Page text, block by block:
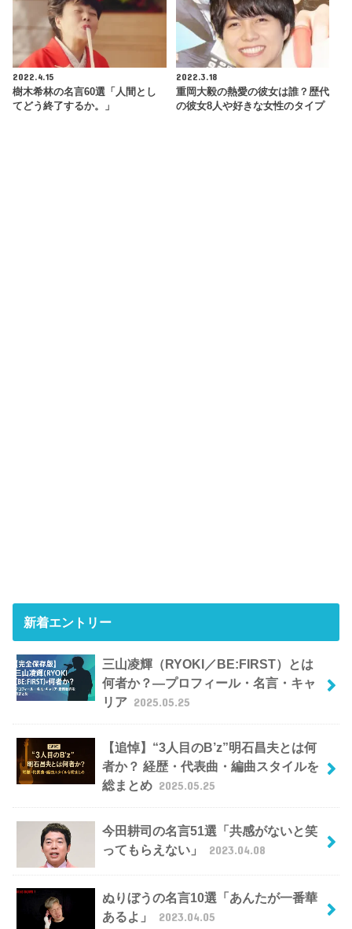
2022.4.15
樹木希林の名言60選「人間とし
てどう終了するか。」
2022.3.18
重岡大毅の熱愛の彼女は誰？歴代
の彼女8人や好きな女性のタイプ
新着エントリー
三山凌輝（RYOKI／BE:FIRST）とは
何者か？―プロフィール・名言・キャ
リア 2025.05.25
【追悼】“3人目のB’z”明石昌夫とは何
者か？ 経歴・代表曲・編曲スタイルを
総まとめ 2025.05.25
今田耕司の名言51選「共感がないと笑
ってもらえない」
2023.04.08
ぬりぼうの名言10選「あんたが一番華
あるよ」
2023.04.05